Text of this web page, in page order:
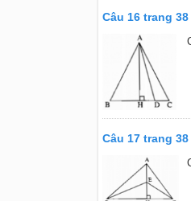
Câu 16 trang
Câu 17 trang